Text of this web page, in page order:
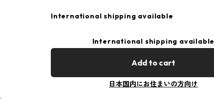
International shipping available
International shipping available
Add to cart
日本国内にお住まいの方向け